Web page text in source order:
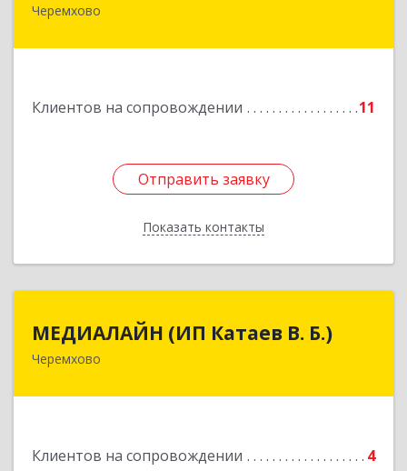
Черемхово
Клиентов на сопровождении 11
Отправить заявку
Показать контакты
Отправить заявку
Назад
МЕДИАЛАЙН (ИП Катаев В. Б.)
Черемхово
Клиентов на сопровождении 4
МЕДИАЛАЙН (ИП Катаев В. Б.)
665413, Иркутская обл, Черемхово г, Ленина ул,